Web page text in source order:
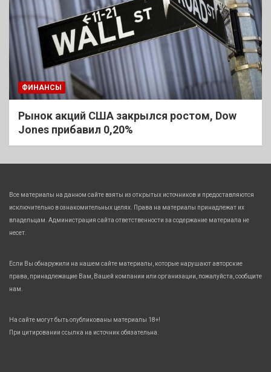
ФИНАНСЫ
Рынок акций США закрылся ростом, Dow
Jones прибавил 0,20%
Все материалы на данном сайте взяты из открытых источников и предоставляются
исключительно в ознакомительных целях. Права на материалы принадлежат их
владельцам. Администрация сайта ответственности за содержание материала не
несет.
Если Вы обнаружили на нашем сайте материалы, которые нарушают авторские
права, принадлежащие Вам, Вашей компании или организации, пожалуйста, сообщите
нам.
На сайте могут быть опубликованы материалы 18+!
При цитировании ссылка на источник обязательна.